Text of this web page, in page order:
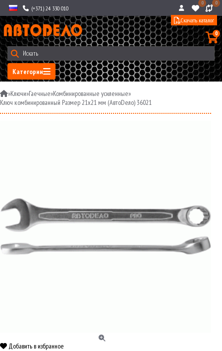
(+371) 24 330 010
0 0
Категории
0
Скачать каталог
»Ключи»Гаечные»Комбинированные усиленные»
Ключ комбинированный Размер 21x21 мм (АвтоDело) 36021
Добавить в избранное